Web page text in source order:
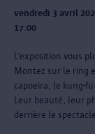
vendredi 3 avril
17:00
L’exposition vous
Montez sur le ring
capoeira, le kung-
Leur beauté, leur
derrière le